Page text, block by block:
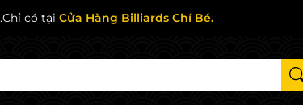
.Chỉ có tại Cửa Hàng Billiards Chí Bé.